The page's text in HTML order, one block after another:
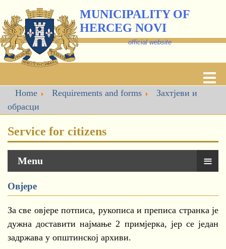
MUNICIPALITY OF
HERCEG NOVI
official website
Home Requirements and forms
Захтјеви и
обрасци
Service for citizens
Menu ≡
Овјере
За све овјере потписа, рукописа и преписа странка је
дужна доставити најмање 2 примјерка, јер се један
задржава у општинској архиви.